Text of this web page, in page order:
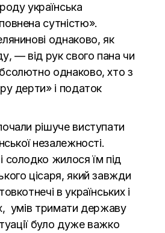
українська
сутністю».
однаково, як
— від рук свого пана чи
однаково, хто з
дерти» і податок
рішуче виступати
незалежності.
солодко жилося їм під
цісаря, який завжди
в українських і
умів тримати державу
було дуже важко